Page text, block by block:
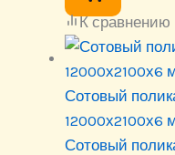
К сравнению
Сотовый
12000х2100х6
Сотовый